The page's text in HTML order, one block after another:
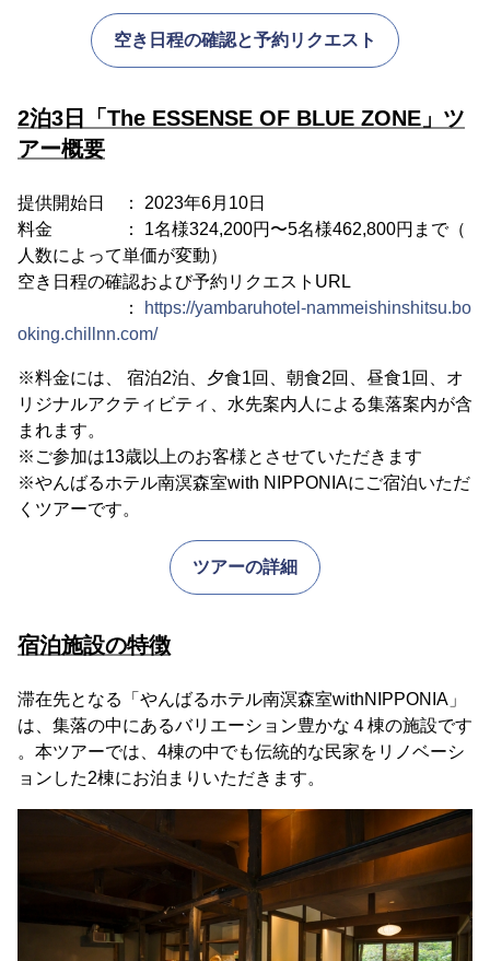
空き日程の確認と予約リクエスト
2泊3日「The ESSENSE OF BLUE ZONE」ツ
アー概要
提供開始日 ： 2023年6月10日
料金 ： 1名様324,200円〜5名様462,800円まで（
人数によって単価が変動）
空き日程の確認および予約リクエストURL
：
https://yambaruhotel-nammeishinshitsu.bo
oking.chillnn.com/
※料金には、 宿泊2泊、夕食1回、朝食2回、昼食1回、オ
リジナルアクティビティ、水先案内人による集落案内が含
まれます。
※ご参加は13歳以上のお客様とさせていただきます
※やんばるホテル南溟森室with NIPPONIAにご宿泊いただ
くツアーです。
ツアーの詳細
宿泊施設の特徴
滞在先となる「やんばるホテル南溟森室withNIPPONIA」
は、集落の中にあるバリエーション豊かな４棟の施設です
。本ツアーでは、4棟の中でも伝統的な民家をリノベーシ
ョンした2棟にお泊まりいただきます。